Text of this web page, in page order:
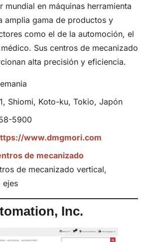
mundial en máquinas herramienta
amplia gama de productos y
como el de la automoción, el
Sus centros de mecanizado
alta precisión y eficiencia.
Shiomi, Koto-ku, Tokio, Japón
5900
www.dmgmori.com
de mecanizado
de mecanizado vertical,
ejes
Inc.